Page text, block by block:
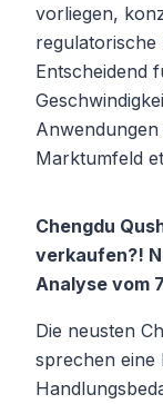
vorliegen,
regulatorische
Entscheidend
Marktumfeld
Chengdu
verkaufen?!
Analyse vom
Die neusten
sprechen eine